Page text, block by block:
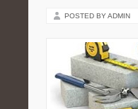
POSTED BY ADMIN